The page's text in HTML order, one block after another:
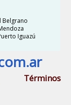
Belgrano
Iguazú
Términos